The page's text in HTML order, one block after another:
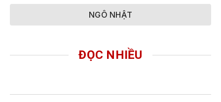
NGÔ NHẬT
ĐỌC NHIỀU